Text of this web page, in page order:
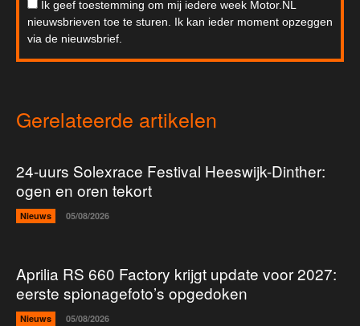
Ik geef toestemming om mij iedere week Motor.NL
nieuwsbrieven toe te sturen. Ik kan ieder moment opzeggen
via de nieuwsbrief.
Gerelateerde artikelen
24-uurs Solexrace Festival Heeswijk-Dinther:
ogen en oren tekort
Nieuws 05/08/2026
Aprilia RS 660 Factory krijgt update voor 2027:
eerste spionagefoto’s opgedoken
Nieuws 05/08/2026